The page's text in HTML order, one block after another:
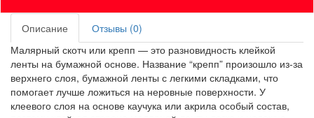
Описание
Отзывы (0)
Малярный скотч или крепп — это разновидность клейкой
ленты на бумажной основе. Название “крепп” произошло из-за
верхнего слоя, бумажной ленты с легкими складками, что
помогает лучше ложиться на неровные поверхности. У
клеевого слоя на основе каучука или акрила особый состав,